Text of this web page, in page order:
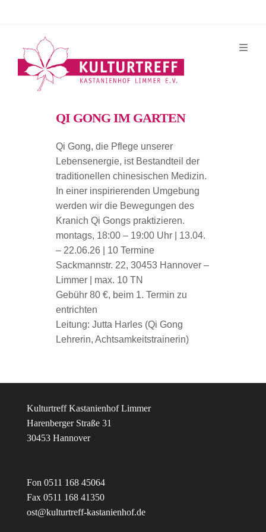
QI GONG IM GARTEN
Qi Gong, die Pflege unserer
Lebensenergie, ist Bestandteil der
tra­ditionellen chinesischen Medizin.
In einer inspirierenden Umgebung
werden wir die Bewegungen des
Kranich Qi Gongs praktizieren.
montags, 18:00 – 19:00 Uhr | 13.04.
– 22.06.26 | 10 Termine
Sackmannstr. 22, 30453 Hannover –
Limmer | max. 10 TN
Gebühr 80 €, beim 1. Termin zu
entrichten
Leitung: Jutta Harles (Qi Gong
Lehrerin, Achtsamkeitstrainerin)
Kulturtreff Kastanienhof Limmer
Harenberger Straße 31
30453 Hannover
Fon 0511 168 45064
Fax 0511 168 41350
ost@kulturtreff-kastanienhof.de